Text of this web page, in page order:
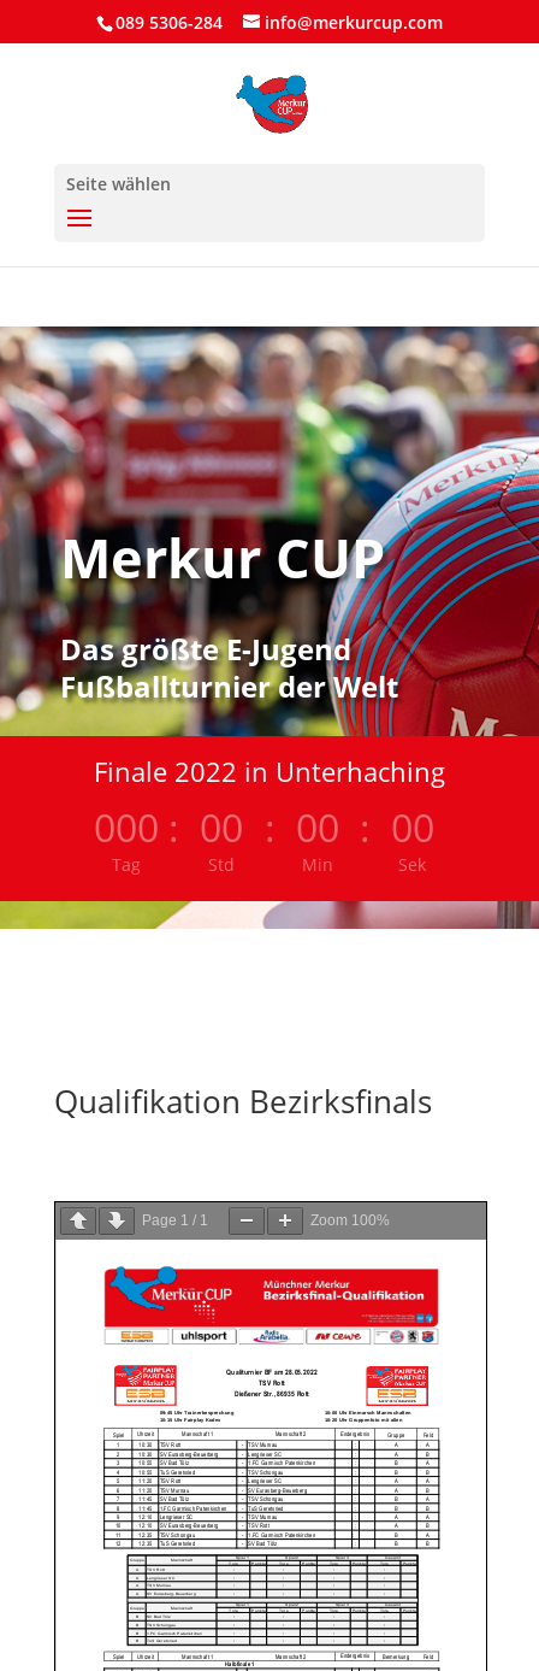
089 5306-284 info@merkurcup.com
Seite wählen
Merkur CUP
Das größte E-Jugend
Fußballturnier der Welt
Finale 2022 in Unterhaching
000
Tag
: 00
Std
: 00
Min
: 00
Sek
Qualifikation Bezirksfinals
Page 1 / 1 Zoom 100%